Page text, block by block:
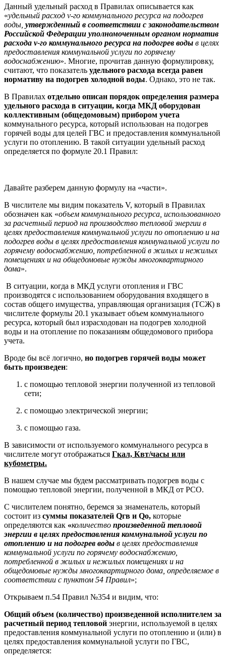
Данный удельный расход в Правилах описывается как
«удельный расход v-го коммунального ресурса на подогрев
воды, утвержденный в соответствии с законодательством
Российской Федерации уполномоченным органом норматив
расхода v-го коммунального ресурса на подогрев воды в целях
предоставления коммунальной услуги по горячему
водоснабжению». Многие, прочитав данную формулировку,
считают, что показатель удельного расхода всегда равен
нормативу на подогрев холодной воды. Однако, это не так.
В Правилах отдельно описан порядок определения размера
удельного расхода в ситуации, когда МКД оборудован
коллективным (общедомовым) прибором учета
коммунального ресурса, который использован на подогрев
горячей воды для целей ГВС и предоставления коммунальной
услуги по отоплению. В такой ситуации удельный расход
определяется по формуле 20.1 Правил:
Давайте разберем данную формулу на «части».
В числителе мы видим показатель V, который в Правилах
обозначен как «объем коммунального ресурса, использованного
за расчетный период на производство тепловой энергии в
целях предоставления коммунальной услуги по отоплению и на
подогрев воды в целях предоставления коммунальной услуги по
горячему водоснабжению, потребленной в жилых и нежилых
помещениях и на общедомовые нужды многоквартирного
дома».
В ситуации, когда в МКД услуги отопления и ГВС
производятся с использованием оборудования входящего в
состав общего имущества, управляющая организация (ТСЖ) в
числителе формулы 20.1 указывает объем коммунального
ресурса, который был израсходован на подогрев холодной
воды и на отопление по показаниям общедомового прибора
учета.
Вроде бы всё логично, но подогрев горячей воды может
быть произведен:
с помощью тепловой энергии полученной из тепловой
сети;
с помощью электрической энергии;
с помощью газа.
В зависимости от используемого коммунального ресурса в
числителе могут отображаться Гкал, Квт/часы или
кубометры.
В нашем случае мы будем рассматривать подогрев воды с
помощью тепловой энергии, полученной в МКД от РСО.
С числителем понятно, беремся за знаменатель, который
состоит из суммы показателей Qгв и Qо, которые
определяются как «количество произведенной тепловой
энергии в целях предоставления коммунальной услуги по
отоплению и на подогрев воды в целях предоставления
коммунальной услуги по горячему водоснабжению,
потребленной в жилых и нежилых помещениях и на
общедомовые нужды многоквартирного дома, определяемое в
соответствии с пунктом 54 Правил»;
Открываем п.54 Правил №354 и видим, что:
Общий объем (количество) произведенной исполнителем за
расчетный период тепловой энергии, используемой в целях
предоставления коммунальной услуги по отоплению и (или) в
целях предоставления коммунальной услуги по ГВС,
определяется: